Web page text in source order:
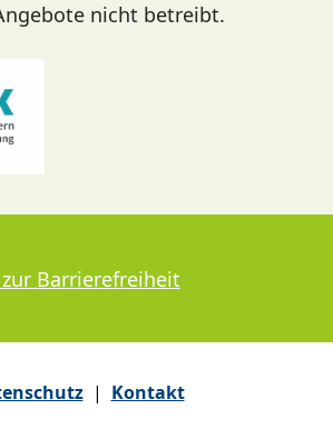
nicht betreibt.
Barrierefreiheit
| Kontakt